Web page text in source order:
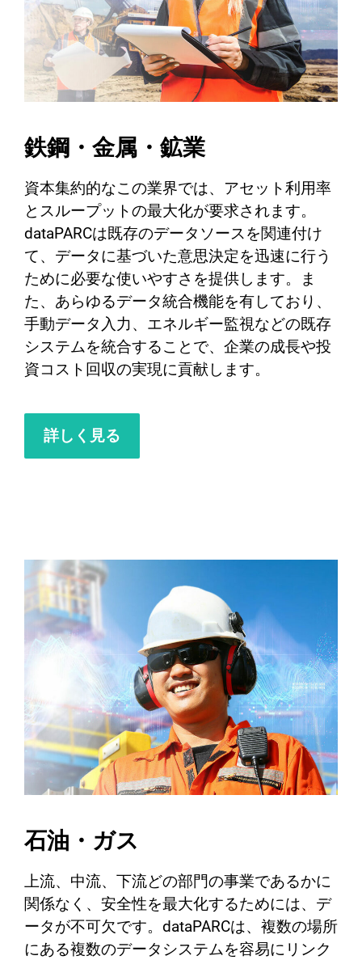
鉄鋼・金属・鉱業
資本集約的なこの業界では、アセット利用率
とスループットの最大化が要求されます。
dataPARCは既存のデータソースを関連付け
て、データに基づいた意思決定を迅速に行う
ために必要な使いやすさを提供します。ま
た、あらゆるデータ統合機能を有しており、
手動データ入力、エネルギー監視などの既存
システムを統合することで、企業の成長や投
資コスト回収の実現に貢献します。
詳しく見る
石油・ガス
上流、中流、下流どの部門の事業であるかに
関係なく、安全性を最大化するためには、デ
ータが不可欠です。dataPARCは、複数の場所
にある複数のデータシステムを容易にリンク